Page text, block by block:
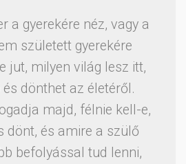
a gyerekére néz, vagy a
született gyerekére
jut, milyen világ lesz itt,
dönthet az életéről.
majd, félnie kell-e,
dönt, és amire a szülő
befolyással tud lenni,